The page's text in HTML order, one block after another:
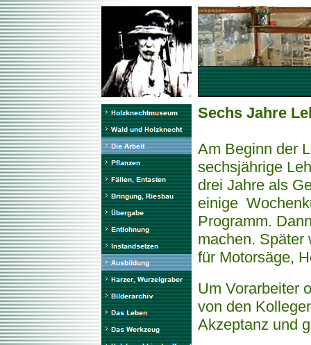
Sechs Jahre
Am Beginn der
sechsjährige
drei Jahre als
einige
Programm.
machen. Später
für Motorsäge,
Um Vorarbeiter
von den
Akzeptanz und